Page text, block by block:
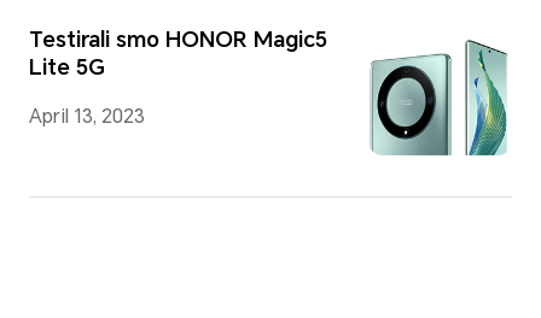
Testirali smo HONOR Magic5
Lite 5G
April 13, 2023